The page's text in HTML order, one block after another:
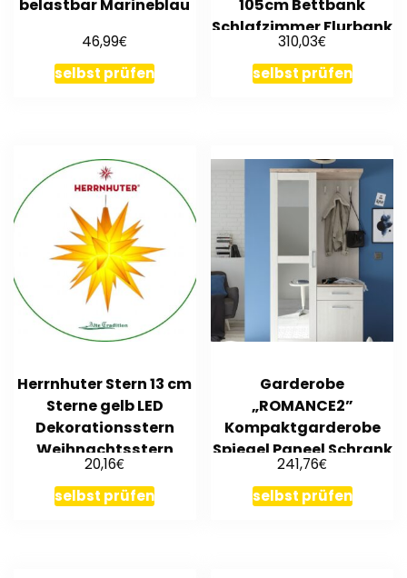
belastbar Marineblau
46,99€
selbst prüfen
105cm Bettbank
Schlafzimmer Flurbank
Stoff
310,03€
selbst prüfen
Herrnhuter Stern 13 cm
Sterne gelb LED
Dekorationsstern
Weihnachtsstern
20,16€
selbst prüfen
Garderobe
„ROMANCE2”
Kompaktgarderobe
Spiegel Paneel Schrank
weiß
241,76€
selbst prüfen